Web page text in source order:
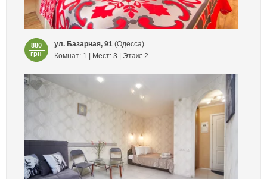
880
грн
ул. Базарная, 91(Одесса)
Комнат: 1 | Мест: 3 | Этаж: 2